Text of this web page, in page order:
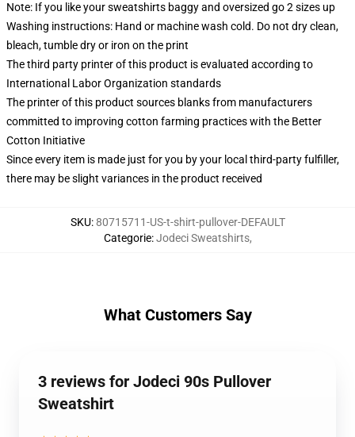
Note: If you like your sweatshirts baggy and oversized go 2 sizes up
Washing instructions: Hand or machine wash cold. Do not dry clean,
bleach, tumble dry or iron on the print
The third party printer of this product is evaluated according to
International Labor Organization standards
The printer of this product sources blanks from manufacturers
committed to improving cotton farming practices with the Better
Cotton Initiative
Since every item is made just for you by your local third-party fulfiller,
there may be slight variances in the product received
SKU:80715711-US-t-shirt-pullover-DEFAULT
Categorie:Jodeci Sweatshirts,
What Customers Say
3 reviews for Jodeci 90s Pullover
Sweatshirt